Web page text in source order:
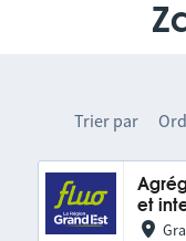
Trier par
et